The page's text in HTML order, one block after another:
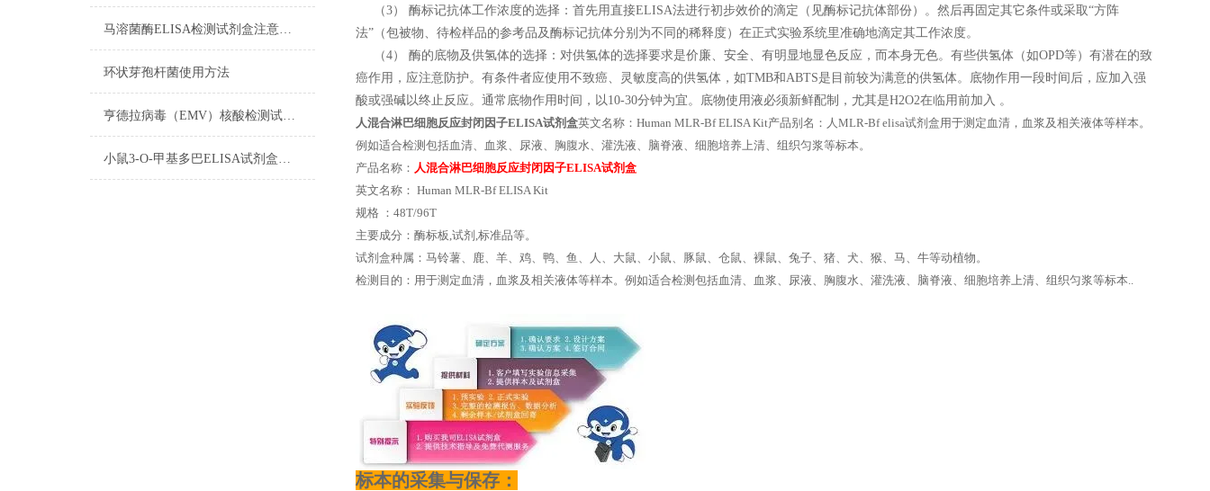
马溶菌酶ELISA检测试剂盒注意事项
环状芽孢杆菌使用方法
亨德拉病毒（EMV）核酸检测试剂盒反应五要素
小鼠3-O-甲基多巴ELISA试剂盒标本的采集与保存
（3） 酶标记抗体工作浓度的选择：首先用直接ELISA法进行初步效价的滴定（见酶标记抗体部份）。然后再固定其它条件或采取“方阵
法”（包被物、待检样品的参考品及酶标记抗体分别为不同的稀释度）在正式实验系统里准确地滴定其工作浓度。
（4） 酶的底物及供氢体的选择：对供氢体的选择要求是价廉、安全、有明显地显色反应，而本身无色。有些供氢体（如OPD等）有潜在的致
癌作用，应注意防护。有条件者应使用不致癌、灵敏度高的供氢体，如TMB和ABTS是目前较为满意的供氢体。底物作用一段时间后，应加入强
酸或强碱以终止反应。通常底物作用时间，以10-30分钟为宜。底物使用液必须新鲜配制，尤其是H2O2在临用前加入 。
人混合淋巴细胞反应封闭因子ELISA试剂盒英文名称：Human MLR-Bf ELISA Kit产品别名：人MLR-Bf elisa试剂盒用于测定血清，血浆及相关液体等样本。
例如适合检测包括血清、血浆、尿液、胸腹水、灌洗液、脑脊液、细胞培养上清、组织匀浆等标本。
产品名称： 人混合淋巴细胞反应封闭因子ELISA试剂盒
英文名称： Human MLR-Bf ELISA Kit
规格 ：48T/96T
主要成分：酶标板,试剂,标准品等。
试剂盒种属：马铃薯、鹿、羊、鸡、鸭、鱼、人、大鼠、小鼠、豚鼠、仓鼠、裸鼠、兔子、猪、犬、猴、马、牛等动植物。
检测目的：用于测定血清，血浆及相关液体等样本。例如适合检测包括血清、血浆、尿液、胸腹水、灌洗液、脑脊液、细胞培养上清、组织匀浆等标本..
标本的采集与保存：